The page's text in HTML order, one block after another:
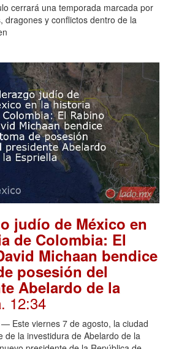
cerrará una temporada marcada por
dragones y conflictos dentro de la
judío de México en
de Colombia: El
Michaan bendice
posesión del
Abelardo de la
. 12:34
Este viernes 7 de agosto, la ciudad
de la investidura de Abelardo de la